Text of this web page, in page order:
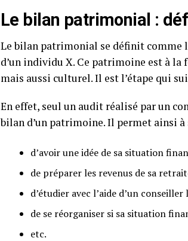
Le bilan patrimonial :
Le bilan patrimonial se définit comme
d’un individu X. Ce patrimoine est à
mais aussi culturel. Il est l’étape qui
En effet, seul un audit réalisé par un
bilan d’un patrimoine. Il permet ainsi à
d’avoir une idée de sa situation
de préparer les revenus de sa
d’étudier avec l’aide d’un
de se réorganiser si sa situation
etc.